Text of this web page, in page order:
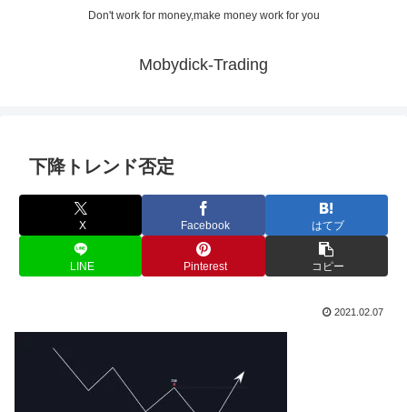
Don't work for money,make money work for you
Mobydick-Trading
下降トレンド否定
X Facebook はてブ
LINE Pinterest コピー
2021.02.07